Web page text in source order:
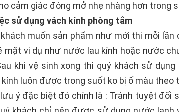
cảm giác đóng mở nhẹ nhàng hơn trong
sử dụng vách kính phòng tắm
muốn sản phẩm như mới thi mỗi lần
mặt vi dụ như nước lau kính hoặc nước
khi vệ sinh xong thì quý khách sử
kính luôn được trong suốt ko bị ố màu theo
ý đặc biệt đó chính là : Tránh tuyệt đối